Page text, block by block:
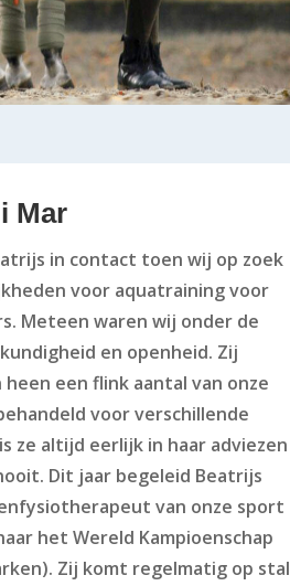
Mar
in contact toen wij op zoek
voor aquatraining voor
Meteen waren wij onder de
en openheid. Zij
een flink aantal van onze
voor verschillende
ze altijd eerlijk in haar adviezen
Dit jaar begeleid Beatrijs
van onze sport
het Wereld Kampioenschap
Zij komt regelmatig op stal